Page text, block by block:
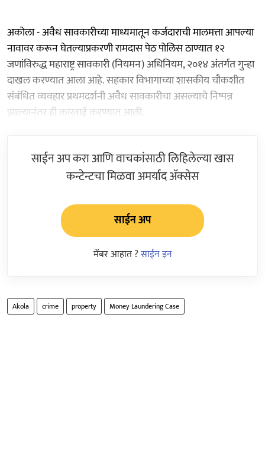
अकोला - अवैध सावकारीच्या माध्यमातून कर्जदाराची मालमत्ता आपल्या
नावावर करून घेतल्याप्रकरणी रामदास पेठ पोलिस ठाण्यात १२
जणांविरुद्ध महाराष्ट्र सावकारी (नियमन) अधिनियम, २०१४ अंतर्गत गुन्हा
दाखल करण्यात आला आहे. सहकार विभागाच्या शासकीय चौकशीत
संबंधित व्यवहार प्रथमदर्शनी अवैध सावकारीचा असल्याचे निष्पन्न
झाल्यानंतर ही कारवाई करण्यात आली.
साईन अप करा आणि वाचकांसाठी लिहिलेल्या खास
कन्टेन्टचा मिळवा अमर्याद ॲक्सेस
साईन अप
मेंबर आहात ?साईन इन
Akola crime property Money Laundering Case